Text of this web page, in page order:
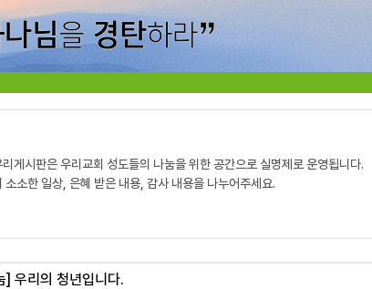
게시판은 우리교회 성도들의 나눔을 위한 공간으로 실명제로 운영됩니다.
소소한 일상, 은혜 받은 내용, 감사 내용을 나누어주세요.
] 우리의 청년입니다.